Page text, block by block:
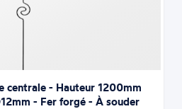
centrale - Hauteur 1200mm
- Fer forgé - À souder